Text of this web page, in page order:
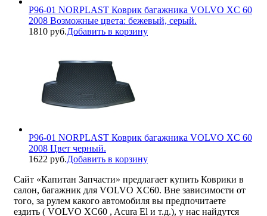
P96-01 NORPLAST Коврик багажника VOLVO XC 60
2008 Возможные цвета: бежевый, серый.
1810 руб.Добавить в корзину
P96-01 NORPLAST Коврик багажника VOLVO XC 60
2008 Цвет черный.
1622 руб.Добавить в корзину
Сайт «Капитан Запчасти» предлагает купить Коврики в
салон, багажник для VOLVO XC60. Вне зависимости от
того, за рулем какого автомобиля вы предпочитаете
ездить ( VOLVO XC60 , Acura El и т.д.), у нас найдутся